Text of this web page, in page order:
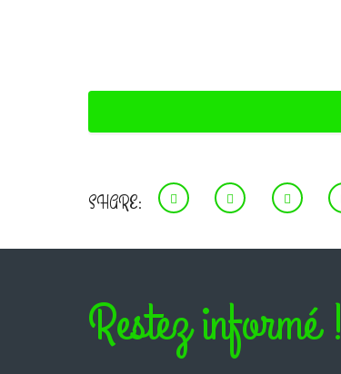
SHARE:
Restez informé !